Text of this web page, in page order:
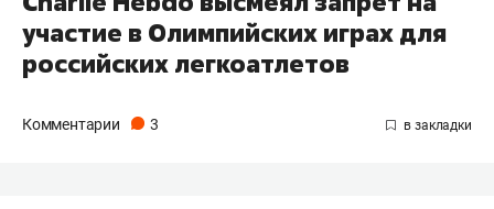
участие в Олимпийских играх для
российских легкоатлетов
Комментарии 3